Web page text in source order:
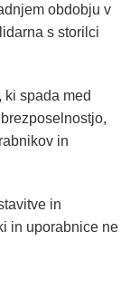
obdobju v
s storilci
ki spada med
in
in
in uporabnice ne